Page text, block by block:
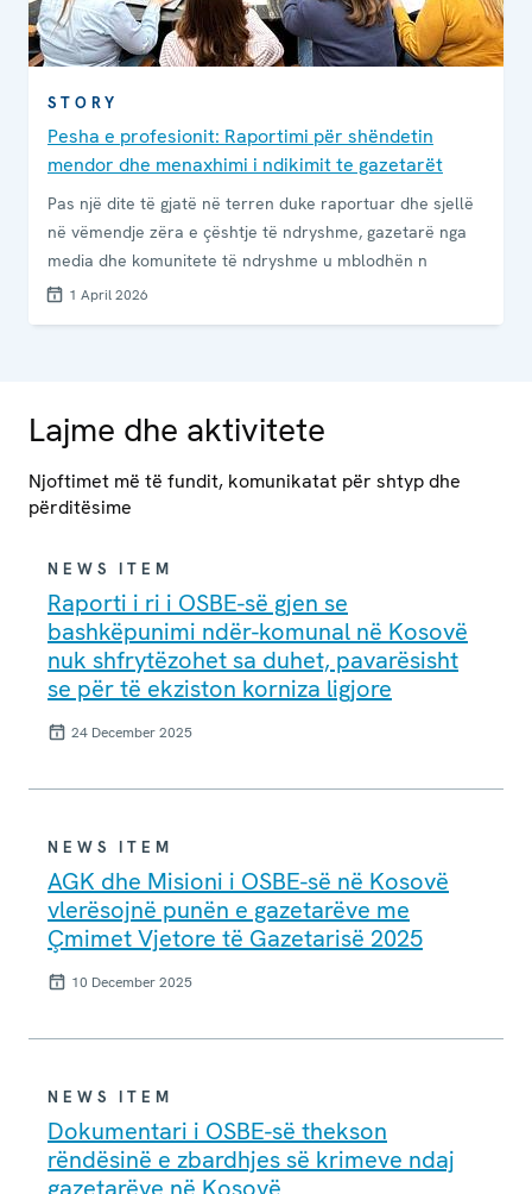
STORY
Pesha e profesionit: Raportimi për shëndetin
mendor dhe menaxhimi i ndikimit te gazetarët
Pas një dite të gjatë në terren duke raportuar dhe sjellë
në vëmendje zëra e çështje të ndryshme, gazetarë nga
media dhe komunitete të ndryshme u mblodhën n
1 April 2026
Lajme dhe aktivitete
Njoftimet më të fundit, komunikatat për shtyp dhe
përditësime
NEWS ITEM
Raporti i ri i OSBE-së gjen se
bashkëpunimi ndër-komunal në Kosovë
nuk shfrytëzohet sa duhet, pavarësisht
se për të ekziston korniza ligjore
24 December 2025
NEWS ITEM
AGK dhe Misioni i OSBE-së në Kosovë
vlerësojnë punën e gazetarëve me
Çmimet Vjetore të Gazetarisë 2025
10 December 2025
NEWS ITEM
Dokumentari i OSBE-së thekson
rëndësinë e zbardhjes së krimeve ndaj